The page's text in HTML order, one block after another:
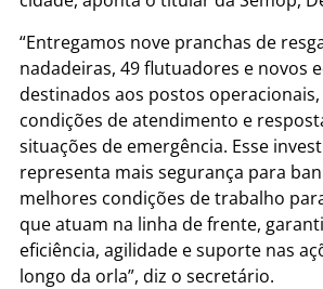
“Entregamos nove pranchas de
nadadeiras, 49 flutuadores e novos
destinados aos postos
condições de atendimento e
situações de emergência. Esse
representa mais segurança para
melhores condições de trabalho
que atuam na linha de frente,
eficiência, agilidade e suporte nas
longo da orla”, diz o secretário.